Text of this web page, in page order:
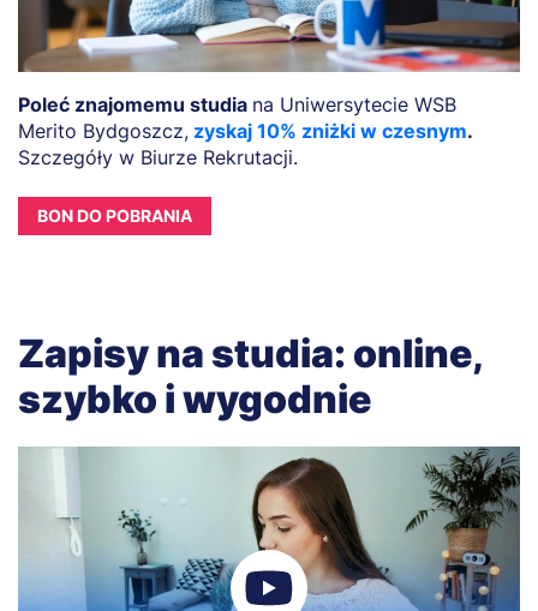
Poleć znajomemu studia na Uniwersytecie WSB
Merito Bydgoszcz, zyskaj 10% zniżki w czesnym.
Szczegóły w Biurze Rekrutacji.
BON DO POBRANIA
Zapisy na studia: online,
szybko i wygodnie